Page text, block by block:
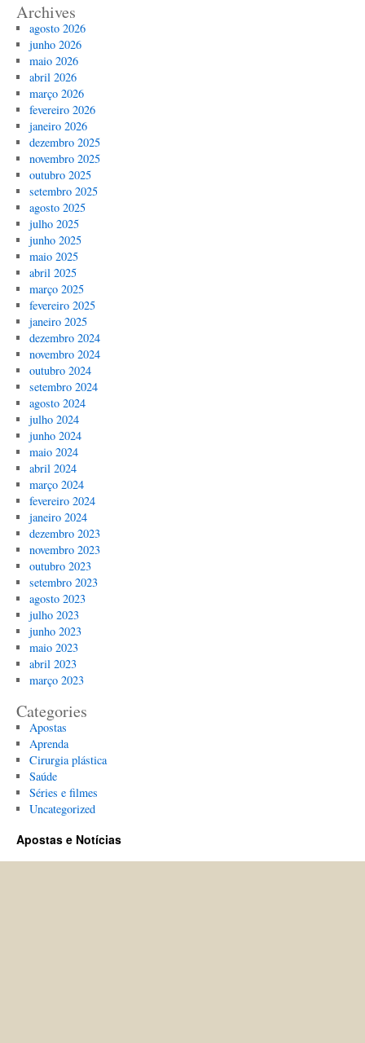
Archives
agosto 2026
junho 2026
maio 2026
abril 2026
março 2026
fevereiro 2026
janeiro 2026
dezembro 2025
novembro 2025
outubro 2025
setembro 2025
agosto 2025
julho 2025
junho 2025
maio 2025
abril 2025
março 2025
fevereiro 2025
janeiro 2025
dezembro 2024
novembro 2024
outubro 2024
setembro 2024
agosto 2024
julho 2024
junho 2024
maio 2024
abril 2024
março 2024
fevereiro 2024
janeiro 2024
dezembro 2023
novembro 2023
outubro 2023
setembro 2023
agosto 2023
julho 2023
junho 2023
maio 2023
abril 2023
março 2023
Categories
Apostas
Aprenda
Cirurgia plástica
Saúde
Séries e filmes
Uncategorized
Apostas e Notícias